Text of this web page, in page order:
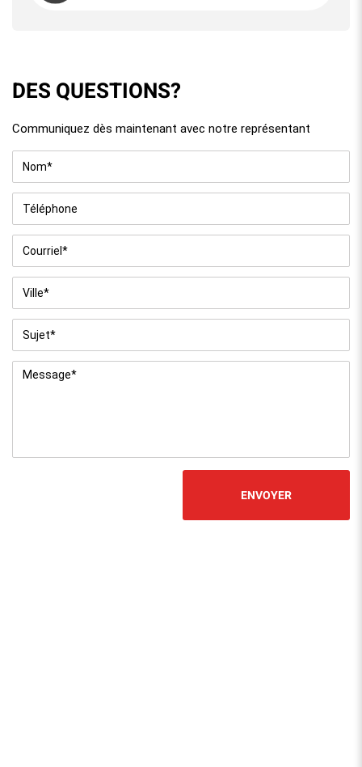
DES QUESTIONS?
Communiquez dès maintenant avec notre représentant
Nom *
Téléphone
Courriel *
Ville
Sujet *
Message *